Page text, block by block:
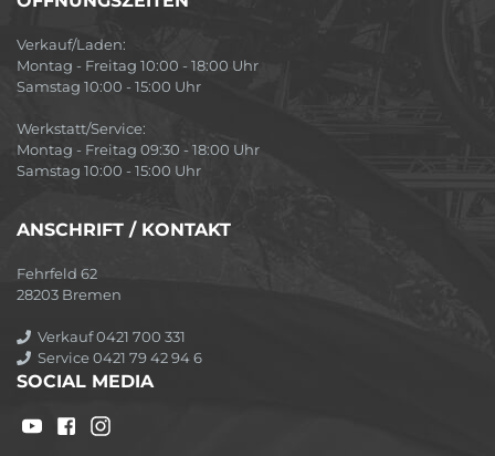
Verkauf/Laden:
Montag - Freitag 10:00 - 18:00 Uhr
Samstag 10:00 - 15:00 Uhr
Werkstatt/Service:
Montag - Freitag 09:30 - 18:00 Uhr
Samstag 10:00 - 15:00 Uhr
ANSCHRIFT / KONTAKT
Fehrfeld 62
28203 Bremen
Verkauf 0421 700 331
Service 0421 79 42 94 6
SOCIAL MEDIA